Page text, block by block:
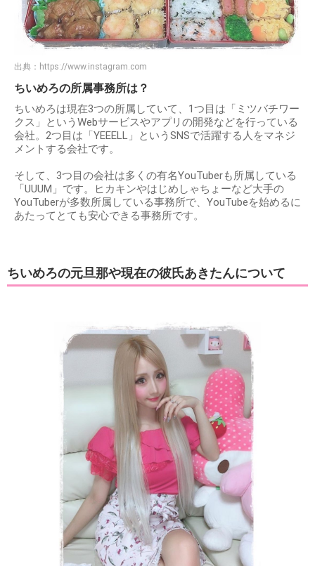
出典： https://www.instagram.com
ちいめろの所属事務所は？
ちいめろは現在3つの所属していて、1つ目は「ミツバチワー
クス」というWebサービスやアプリの開発などを行っている
会社。2つ目は「YEEELL」というSNSで活躍する人をマネジ
メントする会社です。
そして、3つ目の会社は多くの有名YouTuberも所属している
「UUUM」です。ヒカキンやはじめしゃちょーなど大手の
YouTuberが多数所属している事務所で、YouTubeを始めるに
あたってとても安心できる事務所です。
ちいめろの元旦那や現在の彼氏あきたんについて